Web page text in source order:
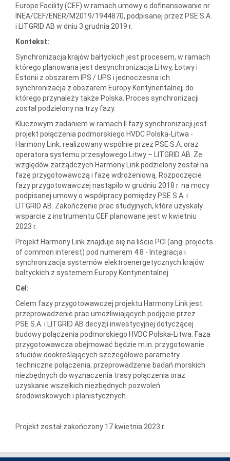
Europe Facility (CEF) w ramach umowy o dofinansowanie nr
INEA/CEF/ENER/M2019/1944870, podpisanej przez PSE S.A.
i LITGRID AB w dniu 3 grudnia 2019 r.
Kontekst:
Synchronizacja krajów bałtyckich jest procesem, w ramach
którego planowana jest desynchronizacja Litwy, Łotwy i
Estonii z obszarem IPS / UPS i jednoczesna ich
synchronizacja z obszarem Europy Kontynentalnej, do
którego przynależy także Polska. Proces synchronizacji
został podzielony na trzy fazy.
Kluczowym zadaniem w ramach II fazy synchronizacji jest
projekt połączenia podmorskiego HVDC Polska-Litwa -
Harmony Link, realizowany wspólnie przez PSE S.A. oraz
operatora systemu przesyłowego Litwy – LITGRID AB. Ze
względów zarządczych Harmony Link podzielony został na
fazę przygotowawczą i fazę wdrożeniową. Rozpoczęcie
fazy przygotowawczej nastąpiło w grudniu 2018 r. na mocy
podpisanej umowy o współpracy pomiędzy PSE S.A. i
LITGRID AB. Zakończenie prac studyjnych, które uzyskały
wsparcie z instrumentu CEF planowane jest w kwietniu
2023 r.
Projekt Harmony Link znajduje się na liście PCI (ang. projects
of common interest) pod numerem 4.8 - Integracja i
synchronizacja systemów elektroenergetycznych krajów
bałtyckich z systemem Europy Kontynentalnej.
Cel:
Celem fazy przygotowawczej projektu Harmony Link jest
przeprowadzenie prac umożliwiających podjęcie przez
PSE S.A. i LITGRID AB decyzji inwestycyjnej dotyczącej
budowy połączenia podmorskiego HVDC Polska-Litwa. Faza
przygotowawcza obejmować będzie m.in. przygotowanie
studiów dookreślających szczegółowe parametry
techniczne połączenia, przeprowadzenie badań morskich
niezbędnych do wyznaczenia trasy połączenia oraz
uzyskanie wszelkich niezbędnych pozwoleń
środowiskowych i planistycznych.
Projekt został zakończony 17 kwietnia 2023 r.